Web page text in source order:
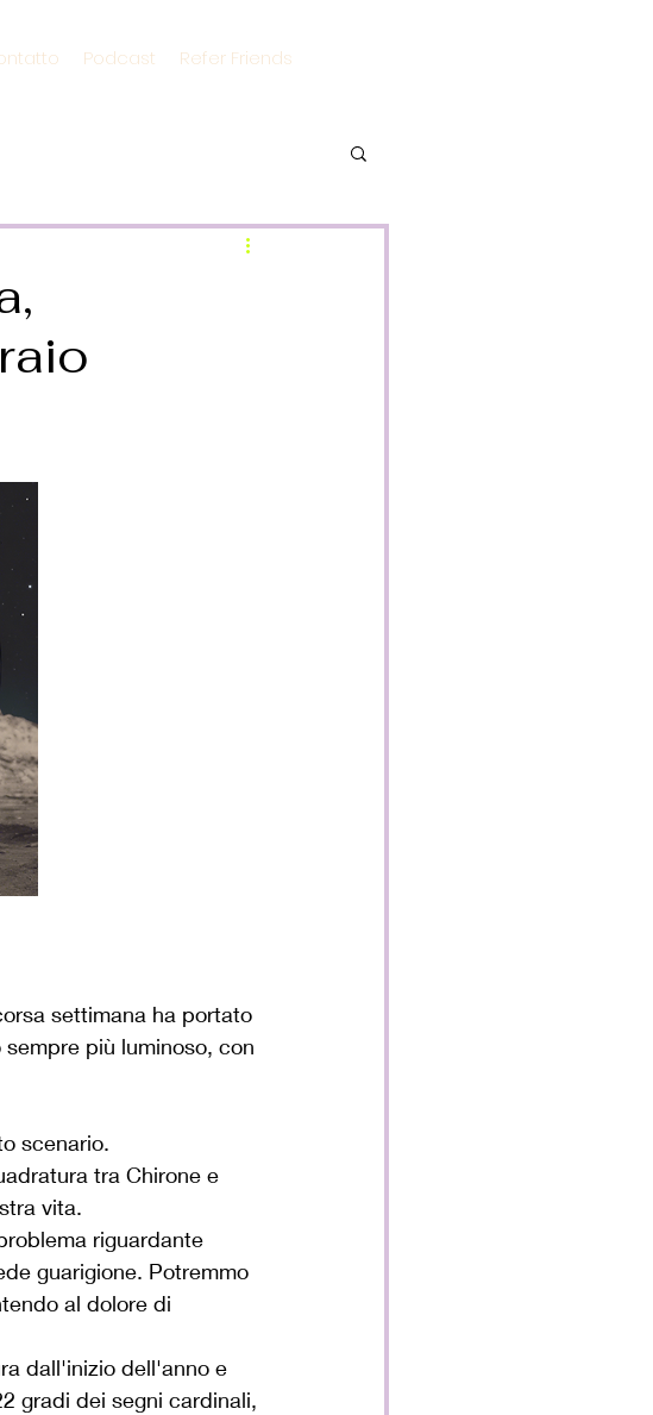
Podcast Refer Friends
settimana ha portato
più luminoso, con
scenario.
tra Chirone e
vita.
riguardante
guarigione. Potremmo
al dolore di
dall'inizio dell'anno e
gradi dei segni cardinali,